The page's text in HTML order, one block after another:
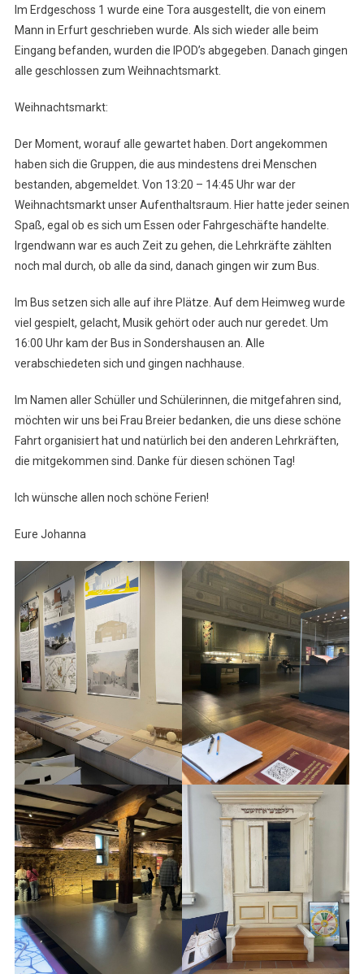
Im Erdgeschoss 1 wurde eine Tora ausgestellt, die von einem
Mann in Erfurt geschrieben wurde. Als sich wieder alle beim
Eingang befanden, wurden die IPOD’s abgegeben. Danach gingen
alle geschlossen zum Weihnachtsmarkt.
Weihnachtsmarkt:
Der Moment, worauf alle gewartet haben. Dort angekommen
haben sich die Gruppen, die aus mindestens drei Menschen
bestanden, abgemeldet. Von 13:20 – 14:45 Uhr war der
Weihnachtsmarkt unser Aufenthaltsraum. Hier hatte jeder seinen
Spaß, egal ob es sich um Essen oder Fahrgeschäfte handelte.
Irgendwann war es auch Zeit zu gehen, die Lehrkräfte zählten
noch mal durch, ob alle da sind, danach gingen wir zum Bus.
Im Bus setzen sich alle auf ihre Plätze. Auf dem Heimweg wurde
viel gespielt, gelacht, Musik gehört oder auch nur geredet. Um
16:00 Uhr kam der Bus in Sondershausen an. Alle
verabschiedeten sich und gingen nachhause.
Im Namen aller Schüller und Schülerinnen, die mitgefahren sind,
möchten wir uns bei Frau Breier bedanken, die uns diese schöne
Fahrt organisiert hat und natürlich bei den anderen Lehrkräften,
die mitgekommen sind. Danke für diesen schönen Tag!
Ich wünsche allen noch schöne Ferien!
Eure Johanna